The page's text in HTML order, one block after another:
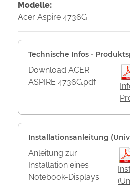
Modelle:
Acer Aspire 4736G
Technische Infos -
Download ACER
ASPIRE 4736G.pdf
Installationsanleitung
Anleitung zur
Installation eines
Notebook-Displays